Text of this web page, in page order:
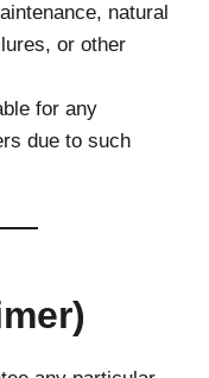
natural
or other
for any
due to such